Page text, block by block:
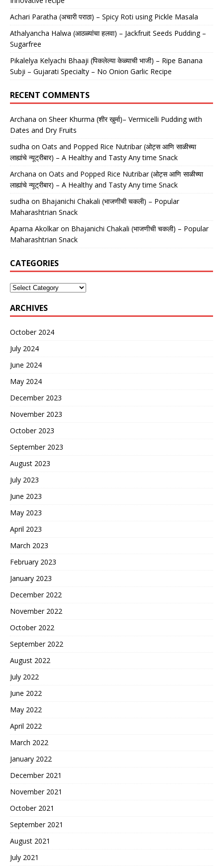
Achari Paratha (अचारी पराठा) – Spicy Roti using Pickle Masala
Athalyancha Halwa (आठळ्यांचा हलवा) – Jackfruit Seeds Pudding –
Sugarfree
Pikalelya Kelyachi Bhaaji (पिकलेल्या केळ्याची भाजी) – Ripe Banana
Subji – Gujarati Specialty – No Onion Garlic Recipe
RECENT COMMENTS
Archana on Sheer Khurma (शीर खुर्मा)– Vermicelli Pudding with
Dates and Dry Fruits
sudha on Oats and Popped Rice Nutribar (ओट्स आणि साळीच्या
लाह्यांचे न्यूट्रीबार) – A Healthy and Tasty Any time Snack
Archana on Oats and Popped Rice Nutribar (ओट्स आणि साळीच्या
लाह्यांचे न्यूट्रीबार) – A Healthy and Tasty Any time Snack
sudha on Bhajanichi Chakali (भाजणीची चकली) – Popular
Maharashtrian Snack
Aparna Akolkaron Bhajanichi Chakali (भाजणीची चकली) – Popular
Maharashtrian Snack
CATEGORIES
ARCHIVES
October 2024
July 2024
June 2024
May 2024
December 2023
November 2023
October 2023
September 2023
August 2023
July 2023
June 2023
May 2023
April 2023
March 2023
February 2023
January 2023
December 2022
November 2022
October 2022
September 2022
August 2022
July 2022
June 2022
May 2022
April 2022
March 2022
January 2022
December 2021
November 2021
October 2021
September 2021
August 2021
July 2021